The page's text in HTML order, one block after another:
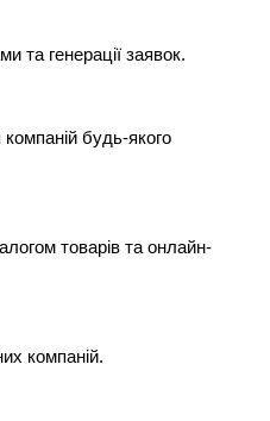
та генерації заявок.
будь-якого
товарів та онлайн-
компаній.